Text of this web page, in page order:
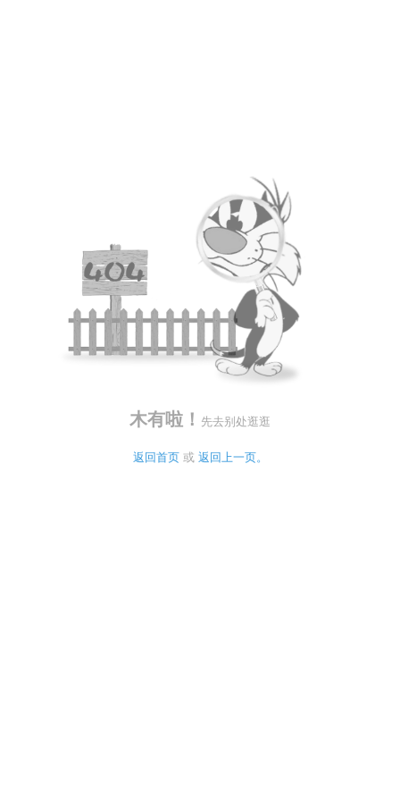
木有啦！ 先去别处逛逛
返回首页 或 返回上一页。